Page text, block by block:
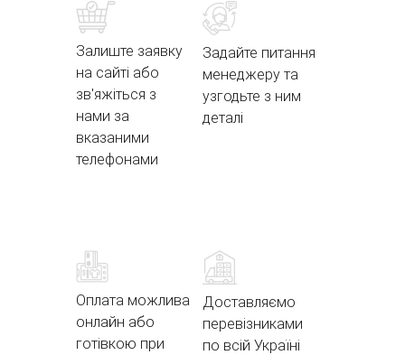
Залиште заявку
на сайті або
зв'яжіться з
нами за
вказаними
телефонами
Задайте питання
менеджеру та
узгодьте з ним
деталі
Оплата можлива
онлайн або
готівкою при
Доставляємо
перевізниками
по всій Україні